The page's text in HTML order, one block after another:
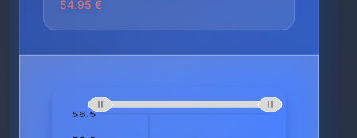
54.95 €